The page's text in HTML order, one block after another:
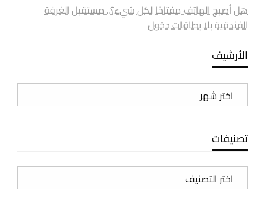
هل أصبح الهاتف مفتاحًا لكل شيء؟.. مستقبل الغرفة
الفندقية بلا بطاقات دخول
الأرشيف
الأرشيف
تصنيفات
تصنيفات